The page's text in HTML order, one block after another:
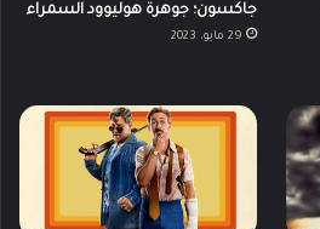
جاكسون؛ جوهرة هوليوود السمراء
29 مايو، 2023